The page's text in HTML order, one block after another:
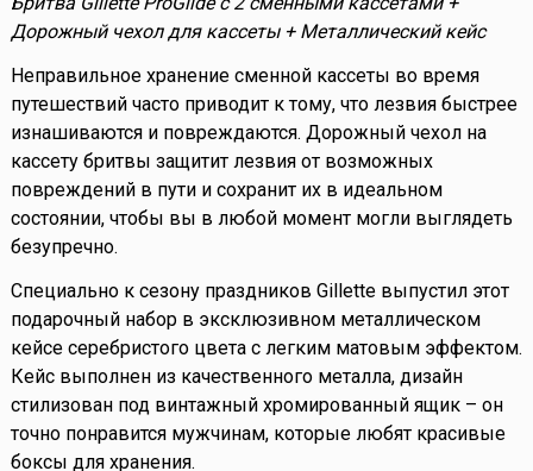
Дорожный чехол для кассеты + Металлический кейс
Неправильное хранение сменной кассеты во время
путешествий часто приводит к тому, что лезвия быстрее
изнашиваются и повреждаются. Дорожный чехол на
кассету бритвы защитит лезвия от возможных
повреждений в пути и сохранит их в идеальном
состоянии, чтобы вы в любой момент могли выглядеть
безупречно.
Специально к сезону праздников Gillette выпустил этот
подарочный набор в эксклюзивном металлическом
кейсе серебристого цвета с легким матовым эффектом.
Кейс выполнен из качественного металла, дизайн
стилизован под винтажный хромированный ящик – он
точно понравится мужчинам, которые любят красивые
боксы для хранения.